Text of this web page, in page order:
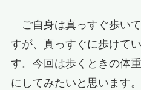
ご自身は真っすぐ歩い
すが、真っすぐに歩けて
す。今回は歩くときの体
にしてみたいと思います。